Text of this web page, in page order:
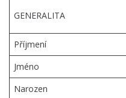
GENERALITA
Příjmení
Jméno
Narozen